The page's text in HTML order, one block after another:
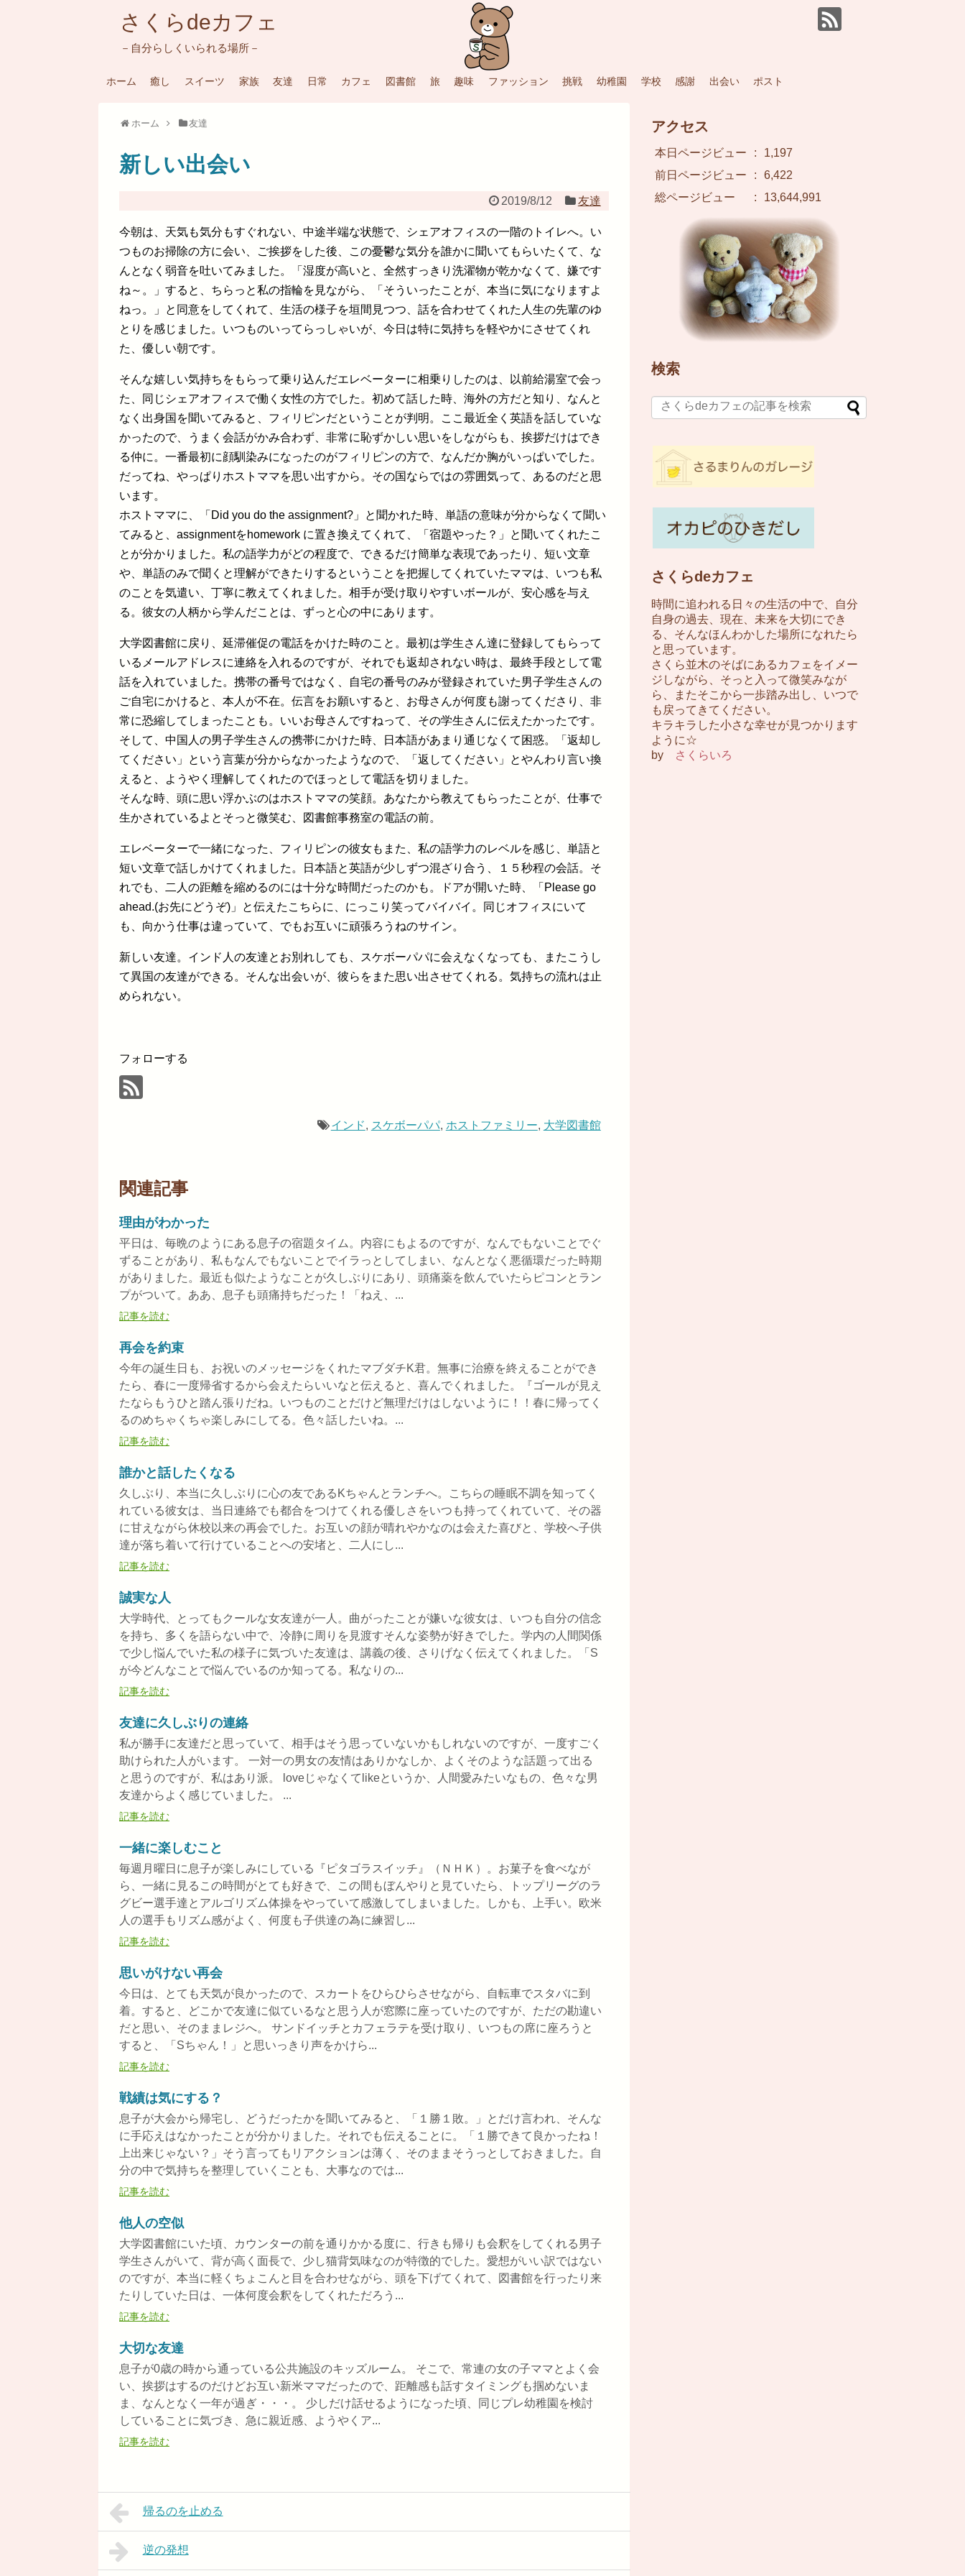
さくらdeカフェ
－自分らしくいられる場所－
ホーム 癒し スイーツ 家族 友達 日常 カフェ 図書館 旅 趣味 ファッション 挑戦 幼稚園 学校 感謝 出会い ポスト
ホーム 友達
新しい出会い
2019/8/12 友達
今朝は、天気も気分もすぐれない、中途半端な状態で、シェアオフィスの一階のトイレへ。い
つものお掃除の方に会い、ご挨拶をした後、この憂鬱な気分を誰かに聞いてもらいたくて、な
んとなく弱音を吐いてみました。「湿度が高いと、全然すっきり洗濯物が乾かなくて、嫌です
ね～。」すると、ちらっと私の指輪を見ながら、「そういったことが、本当に気になりますよ
ねっ。」と同意をしてくれて、生活の様子を垣間見つつ、話を合わせてくれた人生の先輩のゆ
とりを感じました。いつものいってらっしゃいが、今日は特に気持ちを軽やかにさせてくれ
た、優しい朝です。
そんな嬉しい気持ちをもらって乗り込んだエレベーターに相乗りしたのは、以前給湯室で会っ
た、同じシェアオフィスで働く女性の方でした。初めて話した時、海外の方だと知り、なんと
なく出身国を聞いてみると、フィリピンだということが判明。ここ最近全く英語を話していな
かったので、うまく会話がかみ合わず、非常に恥ずかしい思いをしながらも、挨拶だけはでき
る仲に。一番最初に顔馴染みになったのがフィリピンの方で、なんだか胸がいっぱいでした。
だってね、やっぱりホストママを思い出すから。その国ならではの雰囲気って、あるのだと思
います。
ホストママに、「Did you do the assignment?」と聞かれた時、単語の意味が分からなくて聞い
てみると、assignmentをhomework に置き換えてくれて、「宿題やった？」と聞いてくれたこ
とが分かりました。私の語学力がどの程度で、できるだけ簡単な表現であったり、短い文章
や、単語のみで聞くと理解ができたりするということを把握してくれていたママは、いつも私
のことを気遣い、丁寧に教えてくれました。相手が受け取りやすいボールが、安心感を与え
る。彼女の人柄から学んだことは、ずっと心の中にあります。
大学図書館に戻り、延滞催促の電話をかけた時のこと。最初は学生さん達に登録してもらって
いるメールアドレスに連絡を入れるのですが、それでも返却されない時は、最終手段として電
話を入れていました。携帯の番号ではなく、自宅の番号のみが登録されていた男子学生さんの
ご自宅にかけると、本人が不在。伝言をお願いすると、お母さんが何度も謝ってくださり、非
常に恐縮してしまったことも。いいお母さんですねって、その学生さんに伝えたかったです。
そして、中国人の男子学生さんの携帯にかけた時、日本語があまり通じなくて困惑。「返却し
てください」という言葉が分からなかったようなので、「返してください」とやんわり言い換
えると、ようやく理解してくれたのでほっとして電話を切りました。
そんな時、頭に思い浮かぶのはホストママの笑顔。あなたから教えてもらったことが、仕事で
生かされているよとそっと微笑む、図書館事務室の電話の前。
エレベーターで一緒になった、フィリピンの彼女もまた、私の語学力のレベルを感じ、単語と
短い文章で話しかけてくれました。日本語と英語が少しずつ混ざり合う、１５秒程の会話。そ
れでも、二人の距離を縮めるのには十分な時間だったのかも。ドアが開いた時、「Please go
ahead.(お先にどうぞ)」と伝えたこちらに、にっこり笑ってバイバイ。同じオフィスにいて
も、向かう仕事は違っていて、でもお互いに頑張ろうねのサイン。
新しい友達。インド人の友達とお別れしても、スケボーパパに会えなくなっても、またこうし
て異国の友達ができる。そんな出会いが、彼らをまた思い出させてくれる。気持ちの流れは止
められない。
フォローする
インド, スケボーパパ, ホストファミリー, 大学図書館
関連記事
理由がわかった
平日は、毎晩のようにある息子の宿題タイム。内容にもよるのですが、なんでもないことでぐ
ずることがあり、私もなんでもないことでイラっとしてしまい、なんとなく悪循環だった時期
がありました。最近も似たようなことが久しぶりにあり、頭痛薬を飲んでいたらピコンとラン
プがついて。ああ、息子も頭痛持ちだった！「ねえ、...
記事を読む
再会を約束
今年の誕生日も、お祝いのメッセージをくれたマブダチK君。無事に治療を終えることができ
たら、春に一度帰省するから会えたらいいなと伝えると、喜んでくれました。『ゴールが見え
たならもうひと踏ん張りだね。いつものことだけど無理だけはしないように！！春に帰ってく
るのめちゃくちゃ楽しみにしてる。色々話したいね。...
記事を読む
誰かと話したくなる
久しぶり、本当に久しぶりに心の友であるKちゃんとランチへ。こちらの睡眠不調を知ってく
れている彼女は、当日連絡でも都合をつけてくれる優しさをいつも持ってくれていて、その器
に甘えながら休校以来の再会でした。お互いの顔が晴れやかなのは会えた喜びと、学校へ子供
達が落ち着いて行けていることへの安堵と、二人にし...
記事を読む
誠実な人
大学時代、とってもクールな女友達が一人。曲がったことが嫌いな彼女は、いつも自分の信念
を持ち、多くを語らない中で、冷静に周りを見渡すそんな姿勢が好きでした。学内の人間関係
で少し悩んでいた私の様子に気づいた友達は、講義の後、さりげなく伝えてくれました。「S
が今どんなことで悩んでいるのか知ってる。私なりの...
記事を読む
友達に久しぶりの連絡
私が勝手に友達だと思っていて、相手はそう思っていないかもしれないのですが、一度すごく
助けられた人がいます。 一対一の男女の友情はありかなしか、よくそのような話題って出る
と思うのですが、私はあり派。 loveじゃなくてlikeというか、人間愛みたいなもの、色々な男
友達からよく感じていました。 ...
記事を読む
一緒に楽しむこと
毎週月曜日に息子が楽しみにしている『ピタゴラスイッチ』（ＮＨＫ）。お菓子を食べなが
ら、一緒に見るこの時間がとても好きで、この間もぼんやりと見ていたら、トップリーグのラ
グビー選手達とアルゴリズム体操をやっていて感激してしまいました。しかも、上手い。欧米
人の選手もリズム感がよく、何度も子供達の為に練習し...
記事を読む
思いがけない再会
今日は、とても天気が良かったので、スカートをひらひらさせながら、自転車でスタバに到
着。すると、どこかで友達に似ているなと思う人が窓際に座っていたのですが、ただの勘違い
だと思い、そのままレジへ。 サンドイッチとカフェラテを受け取り、いつもの席に座ろうと
すると、「Sちゃん！」と思いっきり声をかけら...
記事を読む
戦績は気にする？
息子が大会から帰宅し、どうだったかを聞いてみると、「１勝１敗。」とだけ言われ、そんな
に手応えはなかったことが分かりました。それでも伝えることに。「１勝できて良かったね！
上出来じゃない？」そう言ってもリアクションは薄く、そのままそうっとしておきました。自
分の中で気持ちを整理していくことも、大事なのでは...
記事を読む
他人の空似
大学図書館にいた頃、カウンターの前を通りかかる度に、行きも帰りも会釈をしてくれる男子
学生さんがいて、背が高く面長で、少し猫背気味なのが特徴的でした。愛想がいい訳ではない
のですが、本当に軽くちょこんと目を合わせながら、頭を下げてくれて、図書館を行ったり来
たりしていた日は、一体何度会釈をしてくれただろう...
記事を読む
大切な友達
息子が0歳の時から通っている公共施設のキッズルーム。 そこで、常連の女の子ママとよく会
い、挨拶はするのだけどお互い新米ママだったので、距離感も話すタイミングも掴めないま
ま、なんとなく一年が過ぎ・・・。 少しだけ話せるようになった頃、同じプレ幼稚園を検討
していることに気づき、急に親近感、ようやくア...
記事を読む
帰るのを止める
逆の発想
アクセス
本日ページビュー :
1,197
前日ページビュー
:
6,422
総ページビュー
: 13,644,991
検索
さくらdeカフェ
時間に追われる日々の生活の中で、自分
自身の過去、現在、未来を大切にでき
る、そんなほんわかした場所になれたら
と思っています。
さくら並木のそばにあるカフェをイメー
ジしながら、そっと入って微笑みなが
ら、またそこから一歩踏み出し、いつで
も戻ってきてください。
キラキラした小さな幸せが見つかります
ように☆
by
さくらいろ